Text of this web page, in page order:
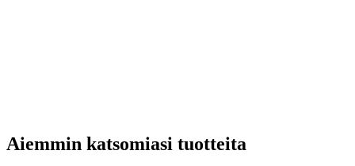
Aiemmin katsomiasi tuotteita